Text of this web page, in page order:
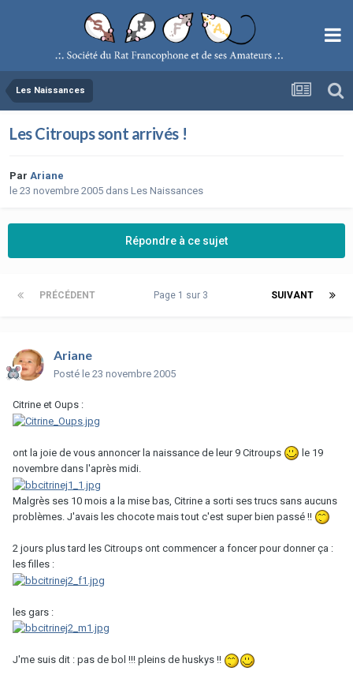
Les Naissances
Les Citroups sont arrivés !
Par Ariane
le 23 novembre 2005 dans Les Naissances
Répondre à ce sujet
PRÉCÉDENT SUIVANT
Page 1 sur 3
Ariane
Posté le 23 novembre 2005
Citrine et Oups :
ont la joie de vous annoncer la naissance de leur 9 Citroups
le 19
novembre dans l'après midi.
Malgrès ses 10 mois a la mise bas, Citrine a sorti ses trucs sans aucuns
problèmes. J'avais les chocote mais tout c'est super bien passé !!
2 jours plus tard les Citroups ont commencer a foncer pour donner ça :
les filles :
les gars :
J'me suis dit : pas de bol !!! pleins de huskys !!